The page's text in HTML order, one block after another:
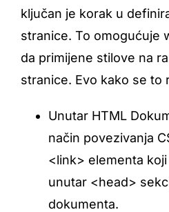
ključan je korak u
stranice. To omogućuje
da primijene stilove na
stranice. Evo kako se to
Unutar HTML
način povezivanja
<link> elementa
unutar <head>
dokumenta.